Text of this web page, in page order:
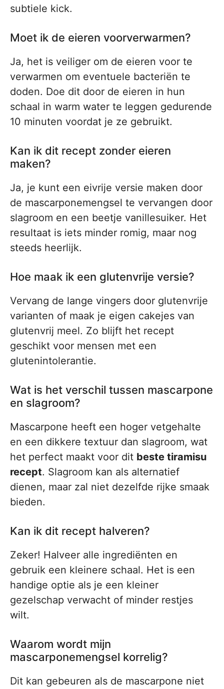
subtiele kick.
Moet ik de eieren voorverwarmen?
Ja, het is veiliger om de eieren voor te
verwarmen om eventuele bacteriën te
doden. Doe dit door de eieren in hun
schaal in warm water te leggen gedurende
10 minuten voordat je ze gebruikt.
Kan ik dit recept zonder eieren
maken?
Ja, je kunt een eivrije versie maken door
de mascarponemengsel te vervangen door
slagroom en een beetje vanillesuiker. Het
resultaat is iets minder romig, maar nog
steeds heerlijk.
Hoe maak ik een glutenvrije versie?
Vervang de lange vingers door glutenvrije
varianten of maak je eigen cakejes van
glutenvrij meel. Zo blijft het recept
geschikt voor mensen met een
glutenintolerantie.
Wat is het verschil tussen mascarpone
en slagroom?
Mascarpone heeft een hoger vetgehalte
en een dikkere textuur dan slagroom, wat
het perfect maakt voor dit beste tiramisu
recept. Slagroom kan als alternatief
dienen, maar zal niet dezelfde rijke smaak
bieden.
Kan ik dit recept halveren?
Zeker! Halveer alle ingrediënten en
gebruik een kleinere schaal. Het is een
handige optie als je een kleiner
gezelschap verwacht of minder restjes
wilt.
Waarom wordt mijn
mascarponemengsel korrelig?
Dit kan gebeuren als de mascarpone niet